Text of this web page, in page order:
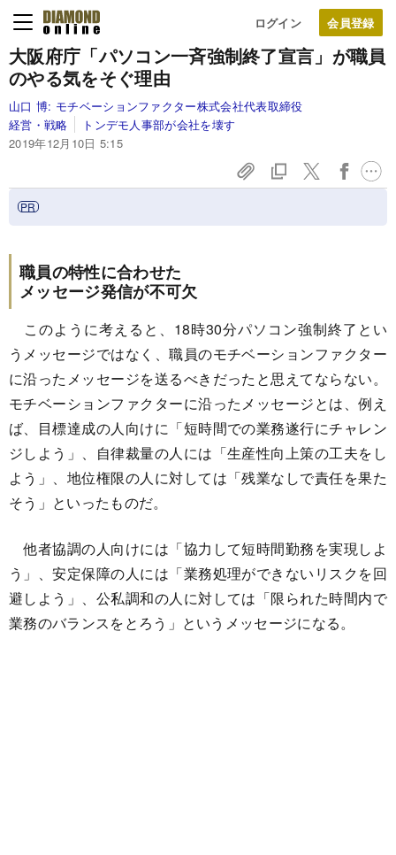
ログイン
大阪府庁「パソコン一斉強制終了宣言」が職員
のやる気をそぐ理由
山口 博: モチベーションファクター株式会社代表取締役
経営・戦略
トンデモ人事部が会社を壊す
2019年12月10日 5:15
職員の特性に合わせた
メッセージ発信が不可欠
このように考えると、18時30分パソコン強制終了とい
うメッセージではなく、職員のモチベーションファクター
に沿ったメッセージを送るべきだったと思えてならない。
モチベーションファクターに沿ったメッセージとは、例え
ば、目標達成の人向けに「短時間での業務遂行にチャレン
ジしよう」、自律裁量の人には「生産性向上策の工夫をし
よう」、地位権限の人に対しては「残業なしで責任を果た
そう」といったものだ。
他者協調の人向けには「協力して短時間勤務を実現しよ
う」、安定保障の人には「業務処理ができないリスクを回
避しよう」、公私調和の人に対しては「限られた時間内で
業務のバランスをとろう」というメッセージになる。